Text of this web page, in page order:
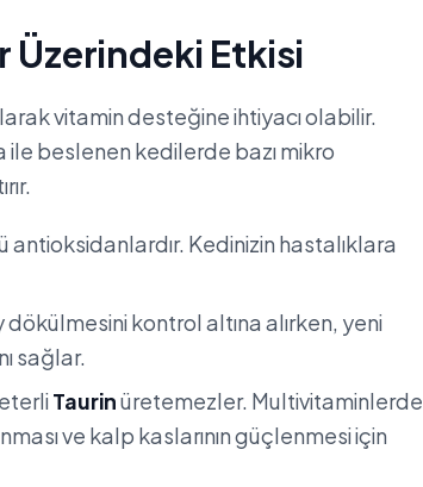
Üzerindeki Etkisi
vitamin desteğine ihtiyacı olabilir.
beslenen kedilerde bazı mikro
antioksidanlardır. Kedinizin hastalıklara
dökülmesini kontrol altına alırken, yeni
sağlar.
Taurinüretemezler. Multivitaminlerde
ve kalp kaslarının güçlenmesi için